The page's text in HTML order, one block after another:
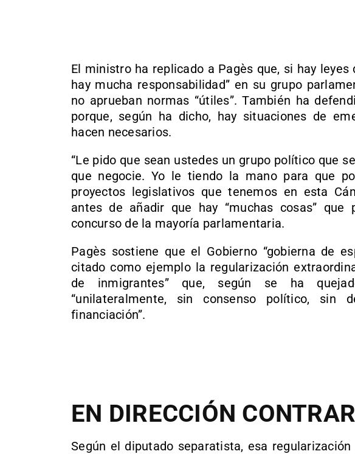
El ministro ha replicado a Pagès que, si hay leyes
hay mucha responsabilidad” en su grupo
no aprueban normas “útiles”. También ha
porque, según ha dicho, hay situaciones de
hacen necesarios.
“Le pido que sean ustedes un grupo político que
que negocie. Yo le tiendo la mano para que
proyectos legislativos que tenemos en esta
antes de añadir que hay “muchas cosas” que
concurso de la mayoría parlamentaria.
Pagès sostiene que el Gobierno “gobierna de
citado como ejemplo la regularización
de inmigrantes” que, según se ha
“unilateralmente, sin consenso político, sin
financiación”.
EN DIRECCIÓN
Según el diputado separatista, esa regularización